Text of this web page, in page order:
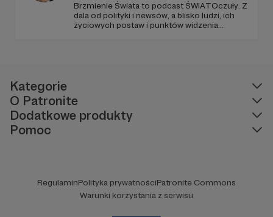
Brzmienie Świata to podcast ŚWIATOczuły. Z
dala od polityki i newsów, a blisko ludzi, ich
życiowych postaw i punktów widzenia.
Kategorie
O Patronite
Dodatkowe produkty
Pomoc
RegulaminPolityka prywatnościPatronite Commons
Warunki korzystania z serwisu